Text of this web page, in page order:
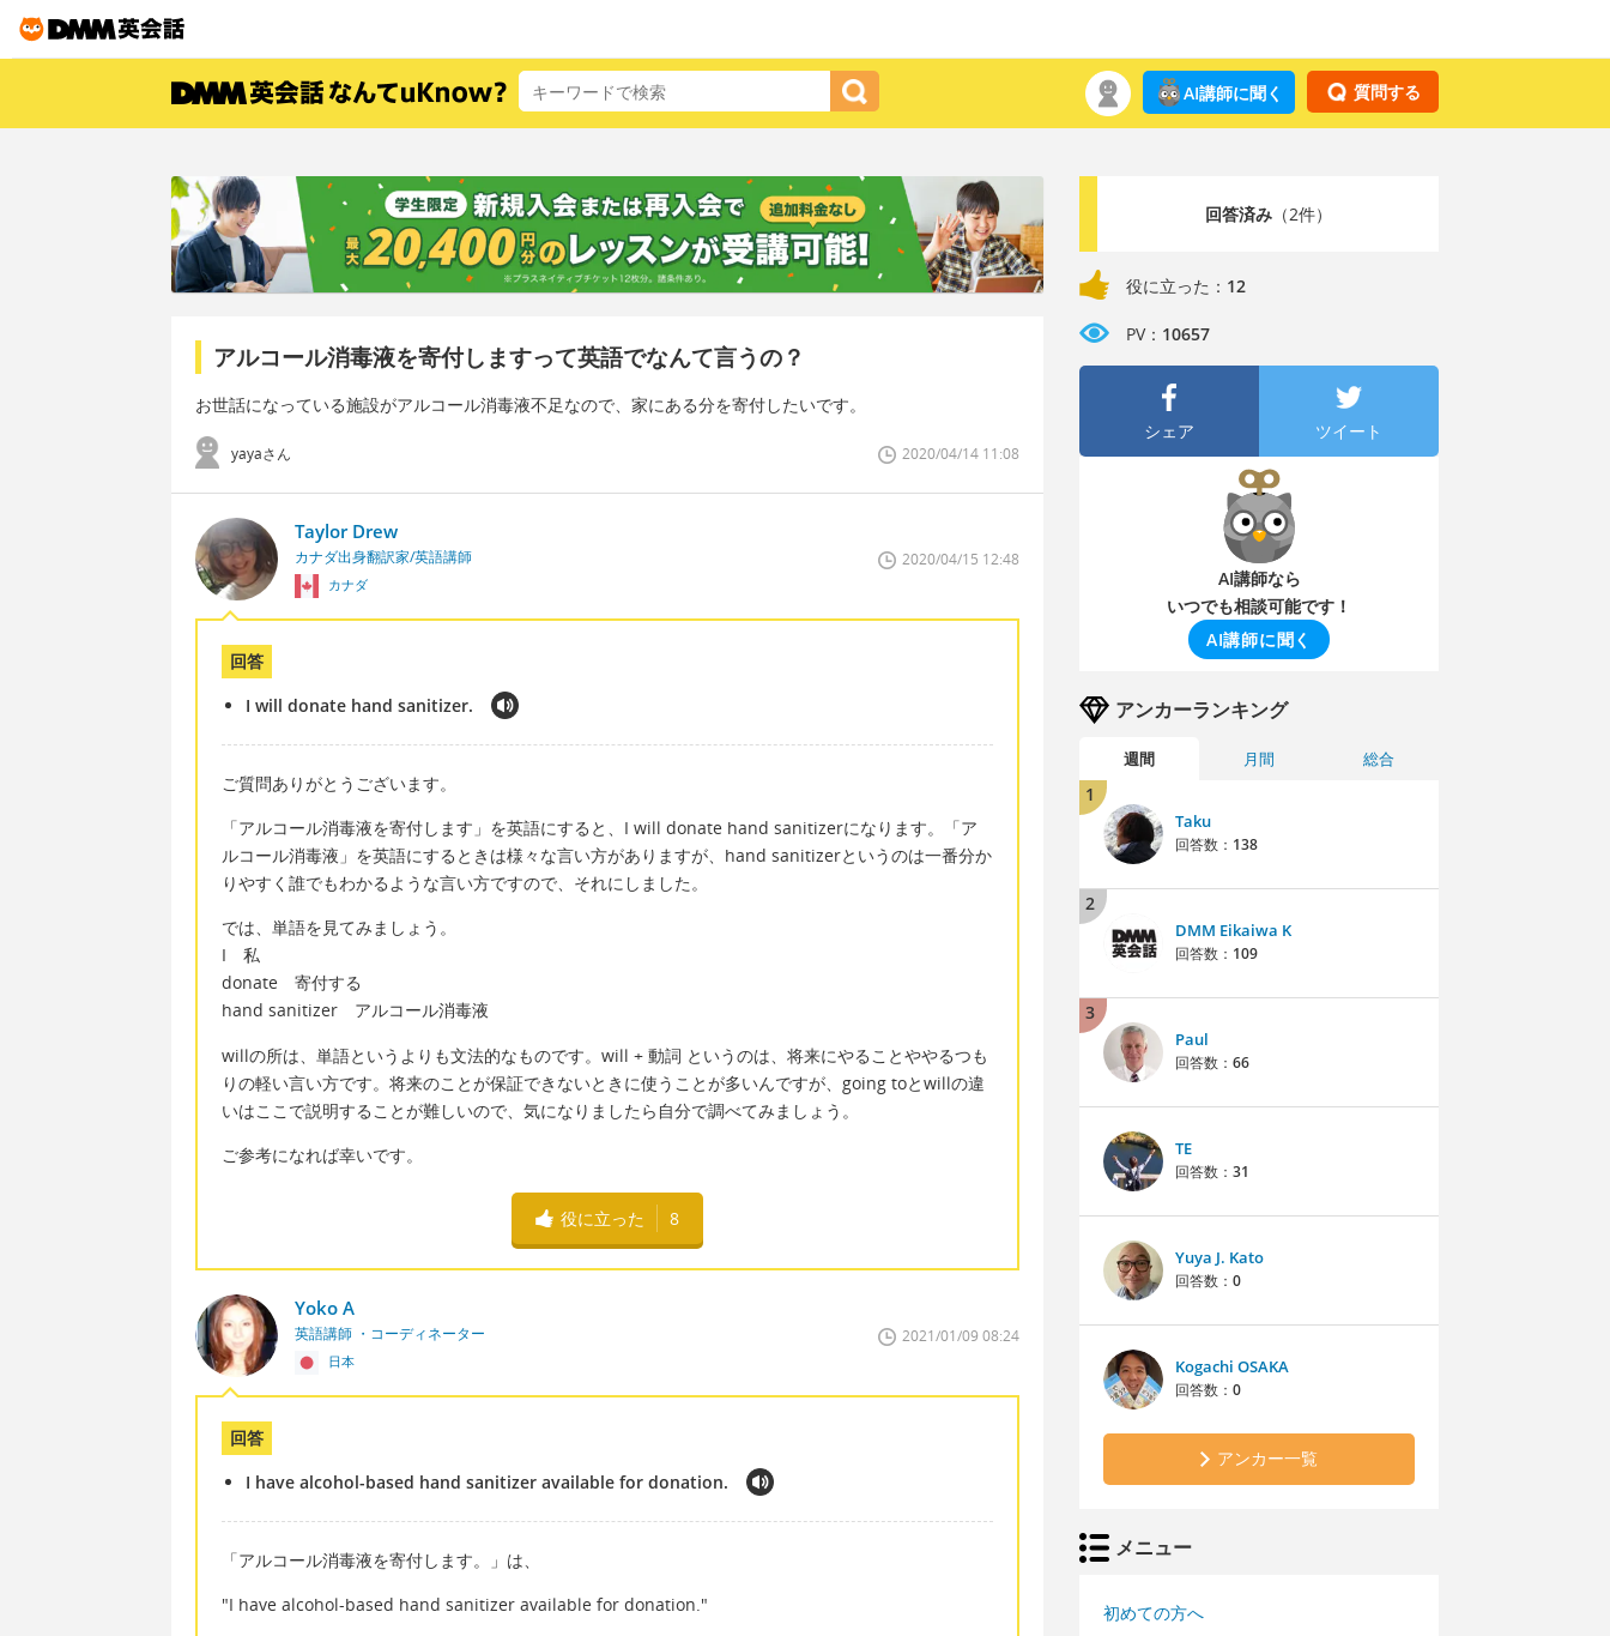
質問する
AI講師に聞く
アルコール消毒液を寄付しますって英語でなんて言うの？
お世話になっている施設がアルコール消毒液不足なので、家にある分を寄付したいです。
yayaさん 2020/04/14 11:08
Taylor Drew
カナダ出身翻訳家/英語講師
カナダ
2020/04/15 12:48
回答
I will donate hand sanitizer.
ご質問ありがとうございます。
「アルコール消毒液を寄付します」を英語にすると、I will donate hand sanitizerになります。「ア
ルコール消毒液」を英語にするときは様々な言い方がありますが、hand sanitizerというのは一番分か
りやすく誰でもわかるような言い方ですので、それにしました。
では、単語を見てみましょう。
I 私
donate 寄付する
hand sanitizer アルコール消毒液
willの所は、単語というよりも文法的なものです。will + 動詞 というのは、将来にやることややるつも
りの軽い言い方です。将来のことが保証できないときに使うことが多いんですが、going toとwillの違
いはここで説明することが難しいので、気になりましたら自分で調べてみましょう。
ご参考になれば幸いです。
役に立った 8
Yoko A
英語講師 ・コーディネーター
日本
2021/01/09 08:24
回答
I have alcohol-based hand sanitizer available for donation.
「アルコール消毒液を寄付します。」は、
"I have alcohol-based hand sanitizer available for donation."
回答済み（2件）
役に立った： 12
PV： 10657
シェア ツイート
AI講師なら
いつでも相談可能です！
AI講師に聞く
アンカーランキング
週間 月間 総合
1
Taku
回答数： 138
2
DMM Eikaiwa K
回答数： 109
3
Paul
回答数： 66
TE
回答数： 31
Yuya J. Kato
回答数： 0
Kogachi OSAKA
回答数： 0
アンカー一覧
メニュー
初めての方へ